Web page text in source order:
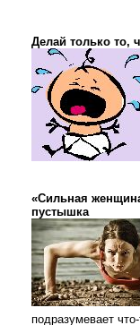
Делай только то,
«Сильная
пустышка
подразумевает